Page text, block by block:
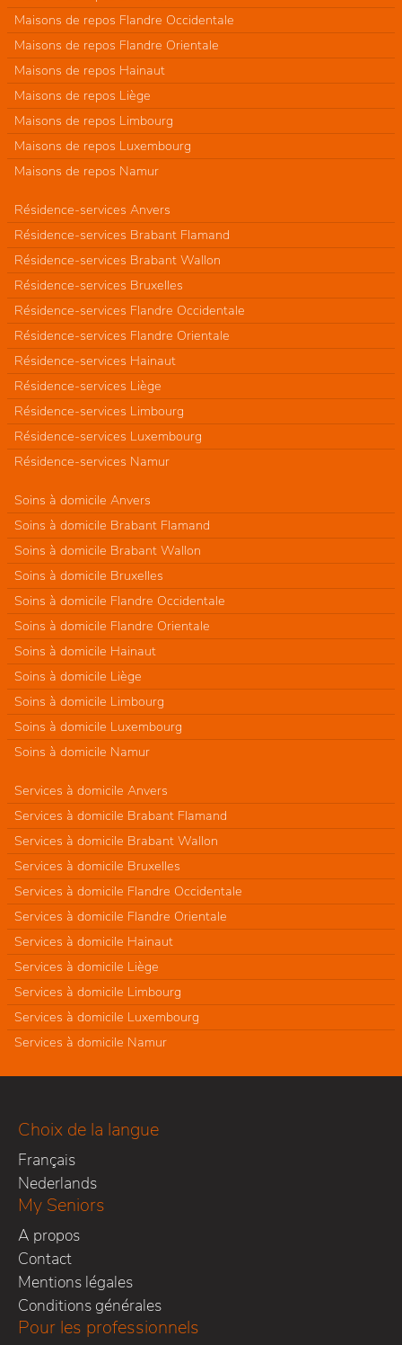
Maisons de repos Flandre Occidentale
Maisons de repos Flandre Orientale
Maisons de repos Hainaut
Maisons de repos Liège
Maisons de repos Limbourg
Maisons de repos Luxembourg
Maisons de repos Namur
Résidence-services Anvers
Résidence-services Brabant Flamand
Résidence-services Brabant Wallon
Résidence-services Bruxelles
Résidence-services Flandre Occidentale
Résidence-services Flandre Orientale
Résidence-services Hainaut
Résidence-services Liège
Résidence-services Limbourg
Résidence-services Luxembourg
Résidence-services Namur
Soins à domicile Anvers
Soins à domicile Brabant Flamand
Soins à domicile Brabant Wallon
Soins à domicile Bruxelles
Soins à domicile Flandre Occidentale
Soins à domicile Flandre Orientale
Soins à domicile Hainaut
Soins à domicile Liège
Soins à domicile Limbourg
Soins à domicile Luxembourg
Soins à domicile Namur
Services à domicile Anvers
Services à domicile Brabant Flamand
Services à domicile Brabant Wallon
Services à domicile Bruxelles
Services à domicile Flandre Occidentale
Services à domicile Flandre Orientale
Services à domicile Hainaut
Services à domicile Liège
Services à domicile Limbourg
Services à domicile Luxembourg
Services à domicile Namur
Choix de la langue
Français
Nederlands
My Seniors
A propos
Contact
Mentions légales
Conditions générales
Pour les professionnels